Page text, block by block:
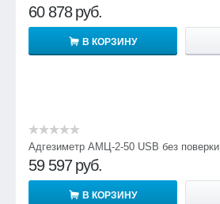
60 878 руб.
В КОРЗИНУ
Адгезиметр АМЦ-2-50 USB без поверки
59 597 руб.
В КОРЗИНУ